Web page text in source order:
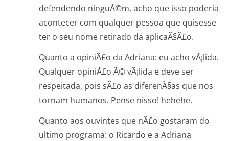
defendendo ninguÃ©m, acho que isso poderia
acontecer com qualquer pessoa que quisesse
ter o seu nome retirado da aplicaÃ§Ã£o.
Quanto a opiniÃ£o da Adriana: eu acho vÃ¡lida.
Qualquer opiniÃ£o Ã© vÃ¡lida e deve ser
respeitada, pois sÃ£o as diferenÃ§as que nos
tornam humanos. Pense nisso! hehehe.
Quanto aos ouvintes que nÃ£o gostaram do
ultimo programa: o Ricardo e a Adriana